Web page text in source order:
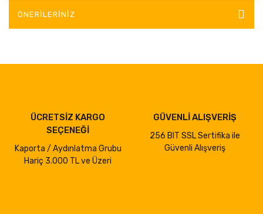
ÖNERILERINIZ
ÜCRETSİZ KARGO
SEÇENEĞİ
Kaporta / Aydınlatma Grubu
Hariç 3.000 TL ve Üzeri
GÜVENLİ ALIŞVERİŞ
256 BIT SSL Sertifika ile
Güvenli Alışveriş